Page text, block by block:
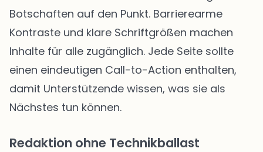
Botschaften auf den Punkt. Barrierearme
Kontraste und klare Schriftgrößen machen
Inhalte für alle zugänglich. Jede Seite sollte
einen eindeutigen Call-to-Action enthalten,
damit Unterstützende wissen, was sie als
Nächstes tun können.
Redaktion ohne Technikballast